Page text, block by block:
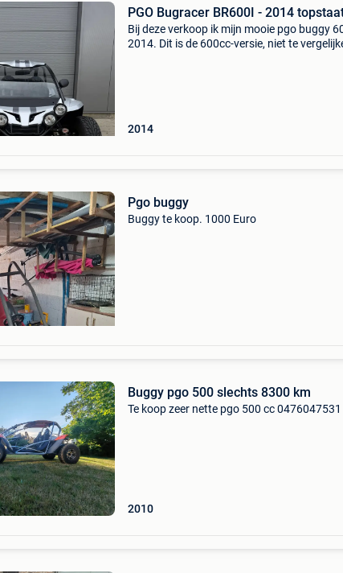
PGO Bugracer BR600I - 2014
Bij deze verkoop ik mijn mooie pgo buggy
2014. Dit is de 600cc-versie, niet te
2014
Pgo buggy
Buggy te koop. 1000 Euro
Buggy pgo 500 slechts 8300 km
Te koop zeer nette pgo 500 cc 0476047531
2010